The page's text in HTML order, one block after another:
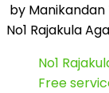
by Manikandan
No1 Rajakula
No1
Free